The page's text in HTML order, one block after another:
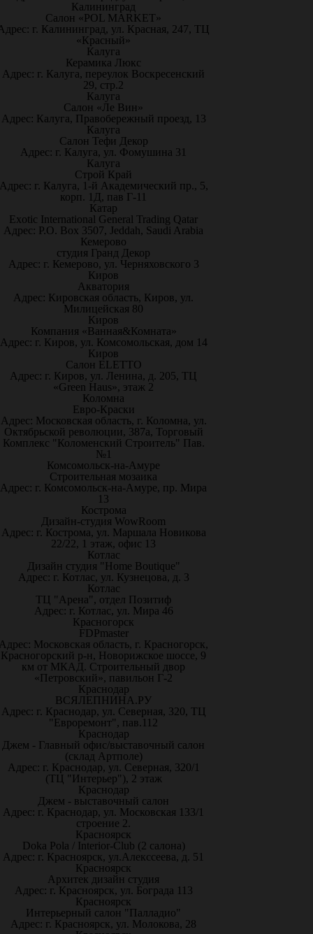
Калининград
Салон «POL MARKET»
г. Калининград, ул. Красная, 247, ТЦ
«Красный»
Калуга
Керамика Люкс
Адрес: г. Калуга, переулок Воскресенский
29, стр.2
Калуга
Салон «Ле Вин»
Адрес: Калуга, Правобережный проезд, 13
Калуга
Салон Тефи Декор
Адрес: г. Калуга, ул. Фомушина 31
Калуга
Строй Край
г. Калуга, 1-й Академический пр., 5,
корп. 1Д, пав Г-11
Катар
Exotic International General Trading Qatar
Адрес: P.O. Box 3507, Jeddah, Saudi Arabia
Кемерово
студия Гранд Декор
Адрес: г. Кемерово, ул. Черняховского 3
Киров
Акватория
Адрес: Кировская область, Киров, ул.
Милицейская 80
Киров
Компания «Ванная&Комната»
Адрес: г. Киров, ул. Комсомольская, дом 14
Киров
Салон ELETTO
Адрес: г. Киров, ул. Ленина, д. 205, ТЦ
«Green Haus», этаж 2
Коломна
Евро-Краски
Адрес: Московская область, г. Коломна, ул.
Октябрьской революции, 387а, Торговый
Комплекс "Коломенский Строитель" Пав.
№1
Комсомольск-на-Амуре
Строительная мозаика
Адрес: г. Комсомольск-на-Амуре, пр. Мира
13
Кострома
Дизайн-студия WowRoom
Адрес: г. Кострома, ул. Маршала Новикова
22/22, 1 этаж, офис 13
Котлас
Дизайн студия "Home Boutique"
Адрес: г. Котлас, ул. Кузнецова, д. 3
Котлас
ТЦ "Арена", отдел Позитиф
Адрес: г. Котлас, ул. Мира 46
Красногорск
FDPmaster
Московская область, г. Красногорск,
Красногорский р-н, Новорижское шоссе, 9
км от МКАД. Строительный двор
«Петровский», павильон Г-2
Краснодар
ВСЯЛЕПНИНА.РУ
Адрес: г. Краснодар, ул. Северная, 320, ТЦ
"Евроремонт", пав.112
Краснодар
Джем - Главный офис/выставочный салон
(склад Артполе)
Адрес: г. Краснодар, ул. Северная, 320/1
(ТЦ "Интерьер"), 2 этаж
Краснодар
Джем - выставочный салон
Адрес: г. Краснодар, ул. Московская 133/1
строение 2.
Красноярск
Doka Pola / Interior-Club (2 салона)
Адрес: г. Красноярск, ул.Алекссеева, д. 51
Красноярск
Архитек дизайн студия
Адрес: г. Красноярск, ул. Бограда 113
Красноярск
Интерьерный салон "Палладио"
Адрес: г. Красноярск, ул. Молокова, 28